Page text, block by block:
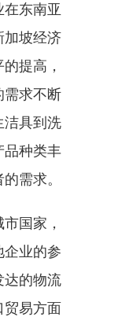
东南亚
加坡经济
提高，
需求不断
洁具到洗
品种类丰
需求。
国家，
企业的参
达的物流
贸易方面